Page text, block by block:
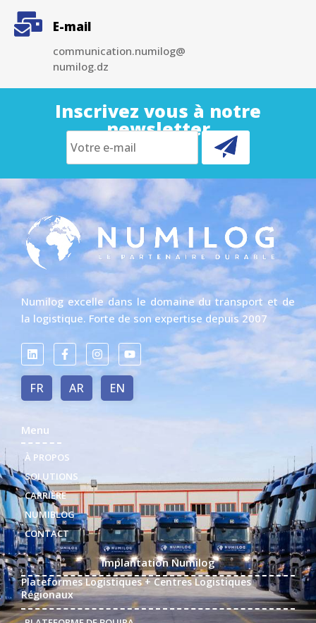
E-mail
communication.numilog@
numilog.dz
Inscrivez vous à notre
newsletter
Numilog excelle dans le domaine du transport et de
la logistique. Forte de son expertise depuis 2007
FR AR EN
Menu
À PROPOS
SOLUTIONS
CARRIÈRE
NUMIBLOG
CONTACT
Implantation Numilog
Plateformes Logistiques + Centres Logistiques
Régionaux